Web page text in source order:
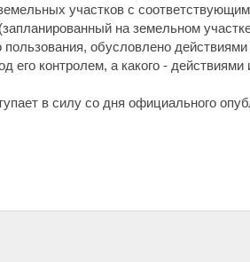
участков с
на земельном
пользования, обусловлено
его контролем, а какого -
в силу со дня официального